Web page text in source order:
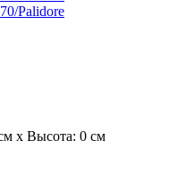
x Высота: 0 см